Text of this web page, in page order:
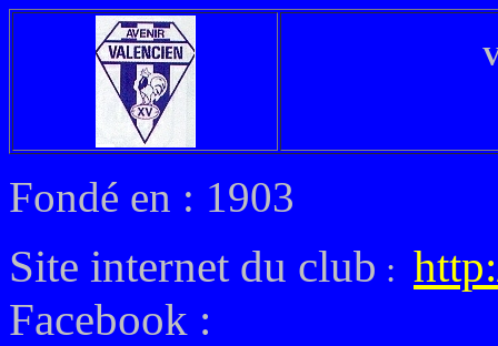
Fondé en : 1903
Site internet du club :
Facebook :